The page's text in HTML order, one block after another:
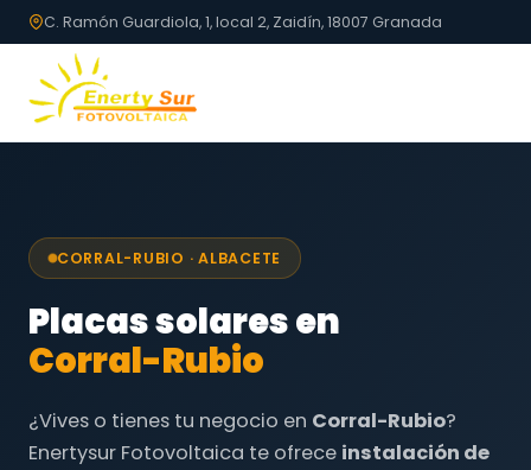
C. Ramón Guardiola, 1, local 2, Zaidín, 18007 Granada
CORRAL-RUBIO · ALBACETE
Placas solares en
Corral-Rubio
¿Vives o tienes tu negocio en Corral-Rubio?
Enertysur Fotovoltaica te ofrece instalación de